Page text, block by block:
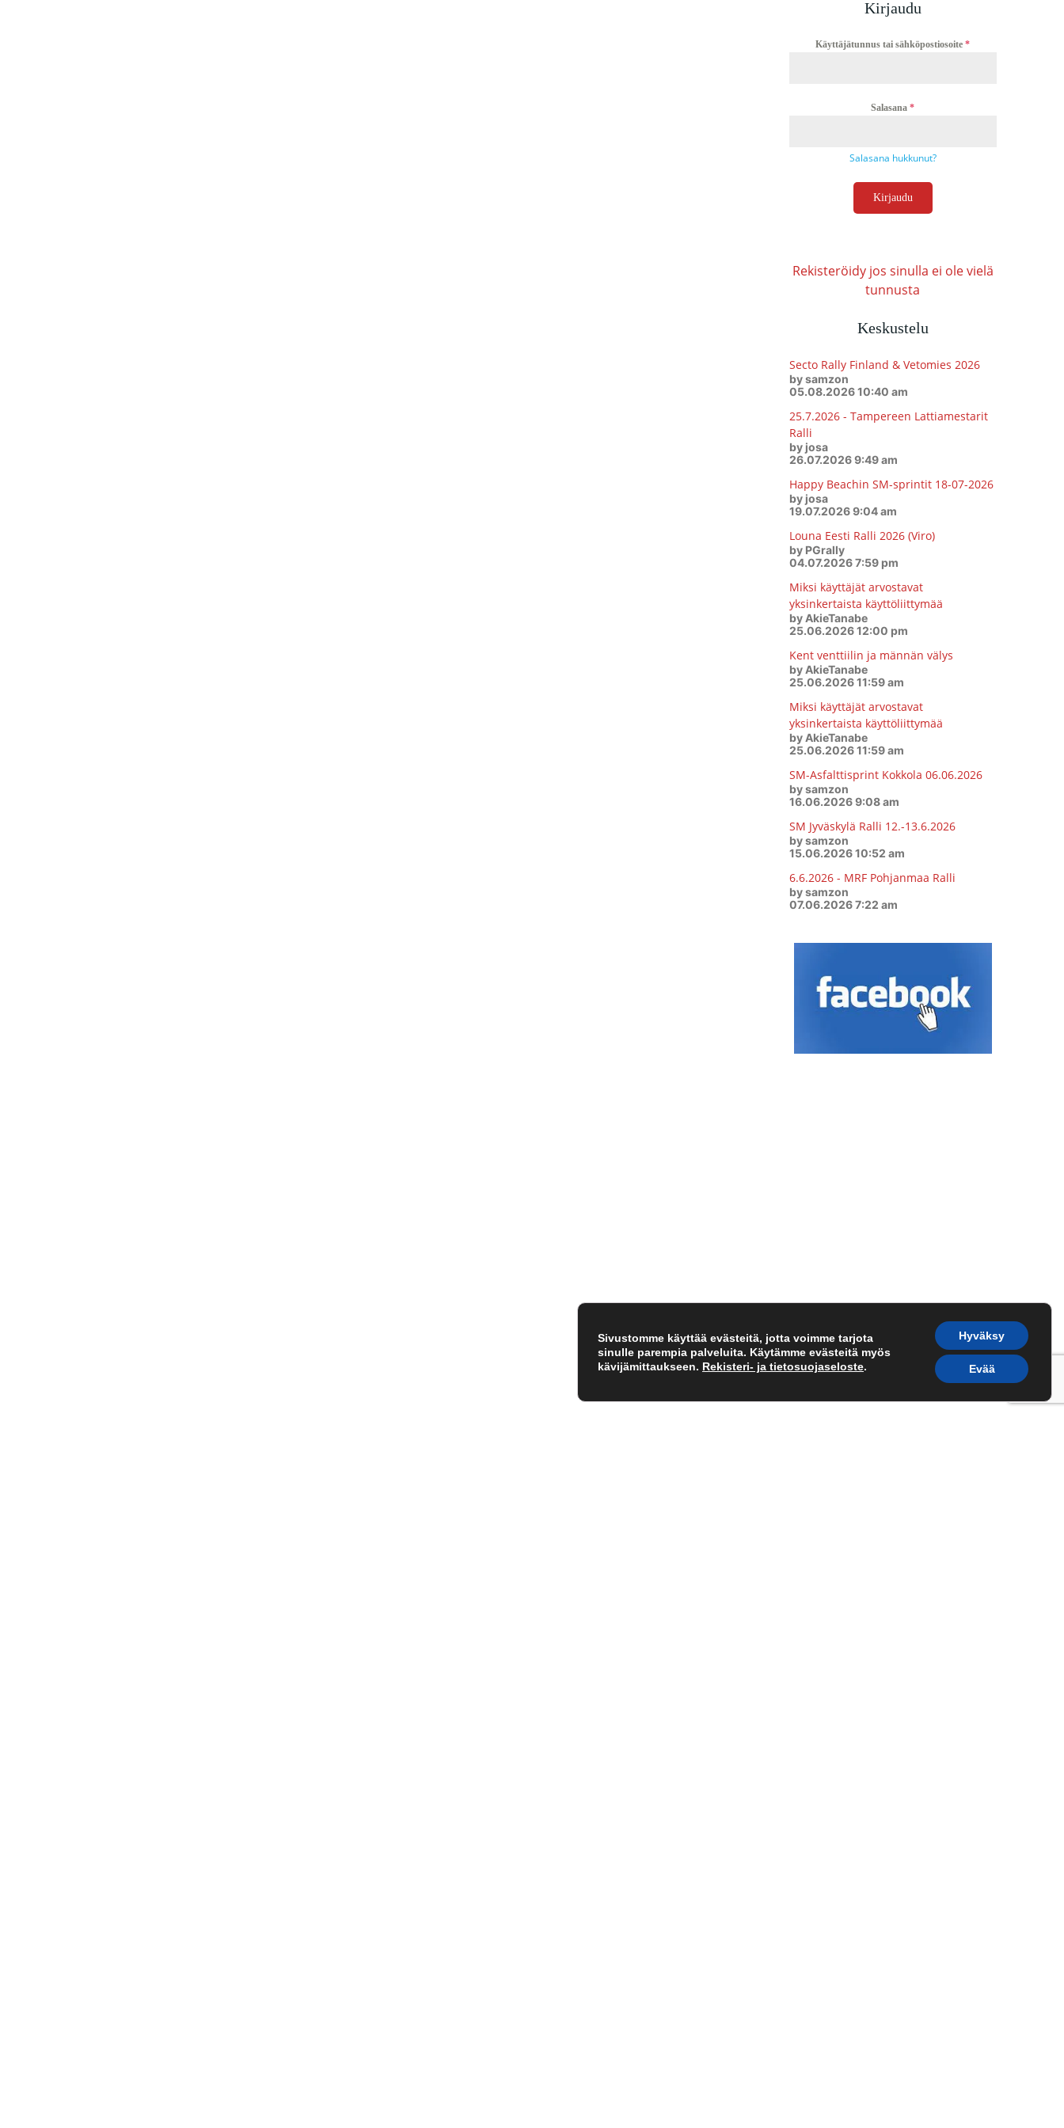
Kirjaudu
Käyttäjätunnus tai sähköpostiosoite*
Salasana*
Salasana hukkunut?
Kirjaudu
Rekisteröidy jos sinulla ei ole vielä
tunnusta
Keskustelu
Secto Rally Finland & Vetomies 2026
by samzon
05.08.2026 10:40 am
25.7.2026 - Tampereen Lattiamestarit
Ralli
by josa
26.07.2026 9:49 am
Happy Beachin SM-sprintit 18-07-2026
by josa
19.07.2026 9:04 am
Louna Eesti Ralli 2026 (Viro)
by PGrally
04.07.2026 7:59 pm
Miksi käyttäjät arvostavat
yksinkertaista käyttöliittymää
by AkieTanabe
25.06.2026 12:00 pm
Kent venttiilin ja männän välys
by AkieTanabe
25.06.2026 11:59 am
Miksi käyttäjät arvostavat
yksinkertaista käyttöliittymää
by AkieTanabe
25.06.2026 11:59 am
SM-Asfalttisprint Kokkola 06.06.2026
by samzon
16.06.2026 9:08 am
SM Jyväskylä Ralli 12.-13.6.2026
by samzon
15.06.2026 10:52 am
6.6.2026 - MRF Pohjanmaa Ralli
by samzon
07.06.2026 7:22 am
Sivustomme käyttää evästeitä, jotta voimme tarjota
sinulle parempia palveluita. Käytämme evästeitä myös
kävijämittaukseen. Rekisteri- ja tietosuojaseloste.
Hyväksy
Evää